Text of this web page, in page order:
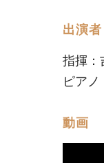
出演者
指揮：
ピア
動画